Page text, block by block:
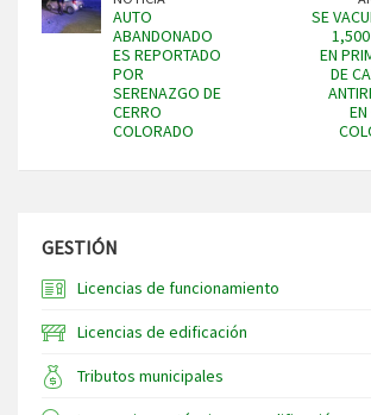
AUTO
ABANDONADO
ES REPORTADO
POR
SERENAZGO DE
CERRO
COLORADO
SE
EN
DE
GESTIÓN
Licencias de funcionamiento
Licencias de edificación
Tributos municipales